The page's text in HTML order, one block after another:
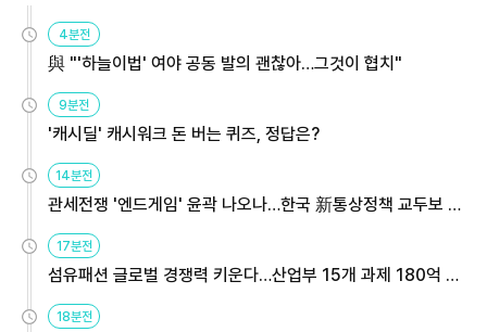
4분전
與 "'하늘이법' 여야 공동 발의 괜찮아…그것이 협치"
9분전
'캐시딜' 캐시워크 돈 버는 퀴즈, 정답은?
14분전
관세전쟁 '엔드게임' 윤곽 나오나…한국 新통상정책 교두보 활
용해야
17분전
섬유패션 글로벌 경쟁력 키운다…산업부 15개 과제 180억 지
원
18분전